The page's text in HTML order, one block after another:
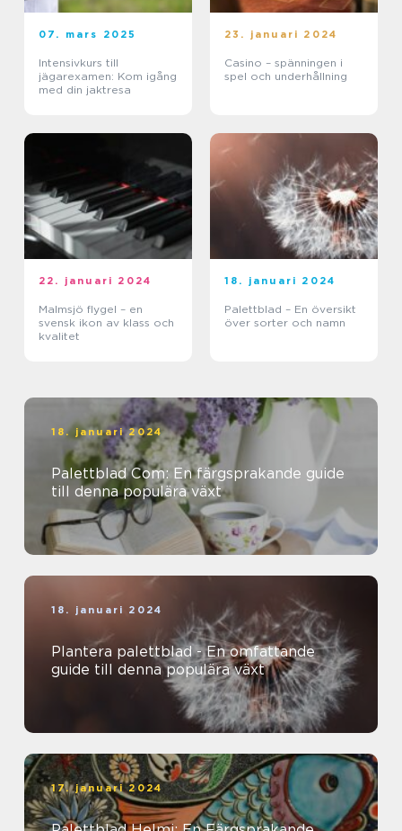
07. mars 2025
Intensivkurs till
jägarexamen: Kom igång
med din jaktresa
23. januari 2024
Casino – spänningen i
spel och underhållning
22. januari 2024
Malmsjö flygel – en
svensk ikon av klass och
kvalitet
18. januari 2024
Palettblad – En översikt
över sorter och namn
18. januari 2024
Palettblad Com: En färgsprakande guide
till denna populära växt
18. januari 2024
Plantera palettblad - En omfattande
guide till denna populära växt
17. januari 2024